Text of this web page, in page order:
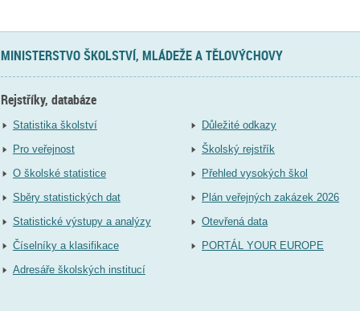
MINISTERSTVO ŠKOLSTVÍ, MLÁDEŽE A TĚLOVÝCHOVY
Rejstříky, databáze
Statistika školství
Pro veřejnost
O školské statistice
Sběry statistických dat
Statistické výstupy a analýzy
Číselníky a klasifikace
Adresáře školských institucí
Důležité odkazy
Školský rejstřík
Přehled vysokých škol
Plán veřejných zakázek 2026
Otevřená data
PORTÁL YOUR EUROPE